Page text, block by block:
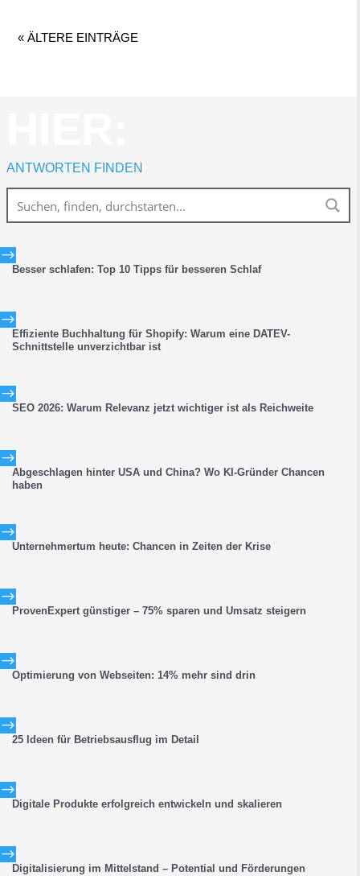
« ÄLTERE EINTRÄGE
ANTWORTEN FINDEN
$
Besser schlafen: Top 10 Tipps für besseren Schlaf
$
Effiziente Buchhaltung für Shopify: Warum eine DATEV-
Schnittstelle unverzichtbar ist
$
SEO 2026: Warum Relevanz jetzt wichtiger ist als Reichweite
$
Abgeschlagen hinter USA und China? Wo KI-Gründer Chancen
haben
$
Unternehmertum heute: Chancen in Zeiten der Krise
$
ProvenExpert günstiger – 75% sparen und Umsatz steigern
$
Optimierung von Webseiten: 14% mehr sind drin
$
25 Ideen für Betriebsausflug im Detail
$
Digitale Produkte erfolgreich entwickeln und skalieren
$
Digitalisierung im Mittelstand – Potential und Förderungen